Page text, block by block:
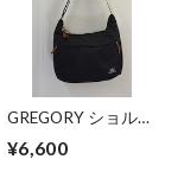
GREGORY ショルダ
¥6,600